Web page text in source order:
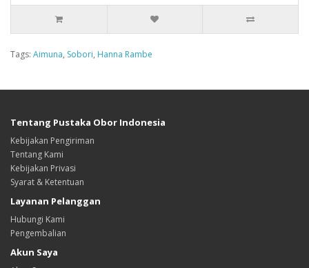
Tags: Aimuna, Sobori, Hanna Rambe
Tentang Pustaka Obor Indonesia
Kebijakan Pengiriman
Tentang Kami
Kebijakan Privasi
Syarat & Ketentuan
Layanan Pelanggan
Hubungi Kami
Pengembalian
Akun Saya